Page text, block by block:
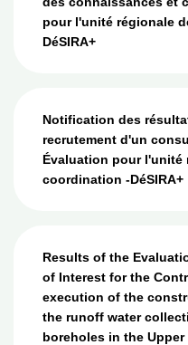
pour l'unité régionale
DéSIRA+
Notification des
recrutement d'un
Évaluation pour l'unité
coordination -DéSIRA+
Results of the
of Interest for the
execution of the
the runoff water
boreholes in the